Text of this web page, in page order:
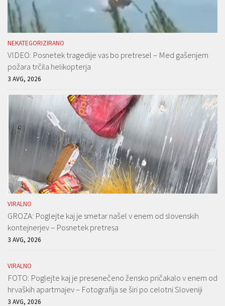
NEKATEGORIZIRANO
VIDEO: Posnetek tragedije vas bo pretresel – Med gašenjem
požara trčila helikopterja
3 AVG, 2026
VIRALNO
GROZA: Poglejte kaj je smetar našel v enem od slovenskih
kontejnerjev – Posnetek pretresa
3 AVG, 2026
VIRALNO
FOTO: Poglejte kaj je presenečeno žensko pričakalo v enem od
hrvaških apartmajev – Fotografija se širi po celotni Sloveniji
3 AVG, 2026